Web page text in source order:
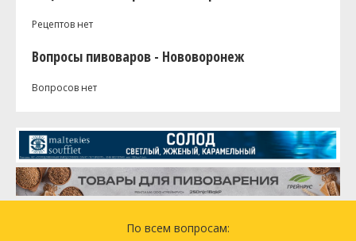
Рецептов нет
Вопросы пивоваров - Нововоронеж
Вопросов нет
По всем вопросам: